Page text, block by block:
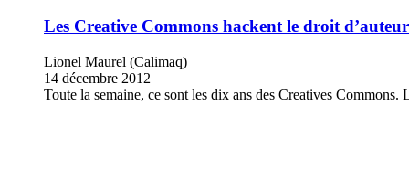
Les Creative Commons hackent le droit
Lionel Maurel (Calimaq)
14 décembre 2012
Toute la semaine, ce sont les dix ans des Creatives